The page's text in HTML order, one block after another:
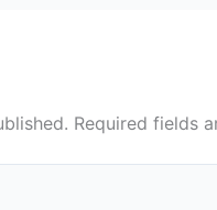
Required fields